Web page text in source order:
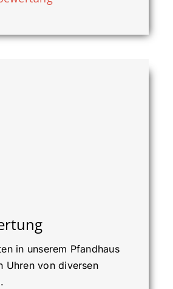
in unserem Pfandhaus
Uhren von diversen